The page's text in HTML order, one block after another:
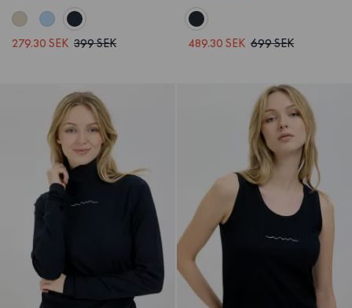
279.30 SEK 399 SEK 489.30 SEK 699 SEK